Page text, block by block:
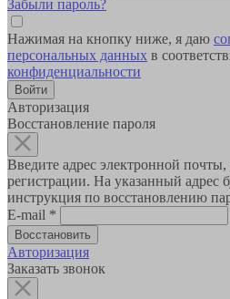
Забыли пароль?
Нажимая на кнопку ниже, я даю
персональных данных в
конфиденциальности
Авторизация
Восстановление пароля
Введите адрес электронной
регистрации. На указанный адрес
инструкция по восстановлению
E-mail *
Авторизация
Заказать звонок